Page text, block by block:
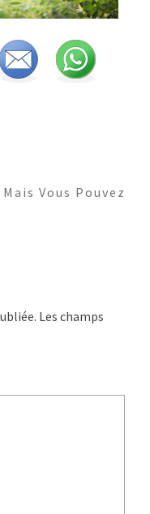
Vous Pouvez
Les champs